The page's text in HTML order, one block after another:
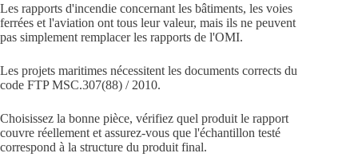
Les rapports d'incendie concernant les bâtiments, les voies
ferrées et l'aviation ont tous leur valeur, mais ils ne peuvent
pas simplement remplacer les rapports de l'OMI.
Les projets maritimes nécessitent les documents corrects du
code FTP MSC.307(88) / 2010.
Choisissez la bonne pièce, vérifiez quel produit le rapport
couvre réellement et assurez-vous que l'échantillon testé
correspond à la structure du produit final.